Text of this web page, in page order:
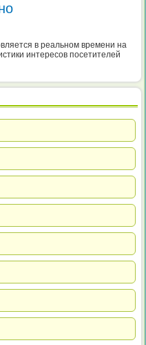
в реальном времени на
интересов посетителей